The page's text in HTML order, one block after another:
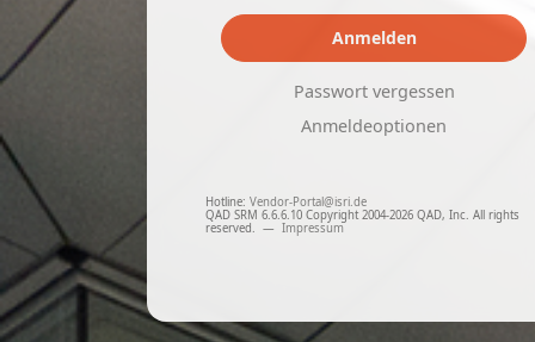
Anmelden
Passwort vergessen
Anmeldeoptionen
Hotline: Vendor-Portal@isri.de
QAD SRM 6.6.6.10 Copyright 2004-2026 QAD, Inc. All rights
reserved. — Impressum